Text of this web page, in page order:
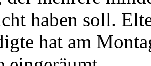
haben soll.
hat am